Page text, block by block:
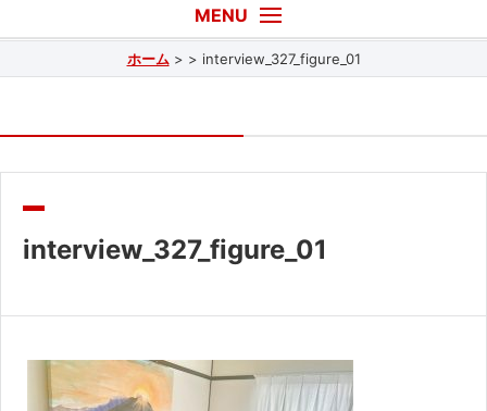
経営・創業相談
販路拡大
共済・福利厚生
証明書・申請
ホーム > > interview_327_figure_01
interview_327_figure_01